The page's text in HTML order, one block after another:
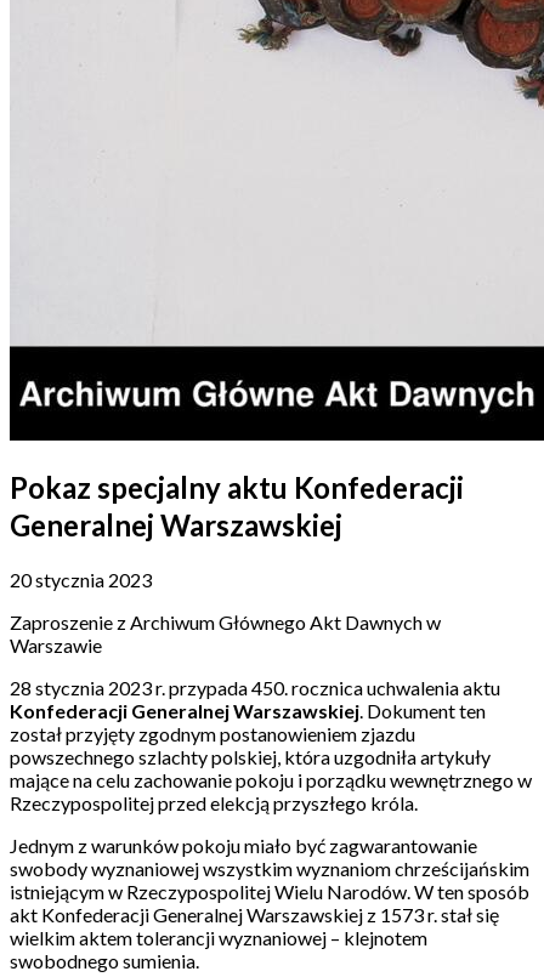
Pokaz specjalny aktu Konfederacji
Generalnej Warszawskiej
20 stycznia 2023
Zaproszenie z Archiwum Głównego Akt Dawnych w
Warszawie
28 stycznia 2023 r. przypada 450. rocznica uchwalenia aktu
Konfederacji Generalnej Warszawskiej. Dokument ten
został przyjęty zgodnym postanowieniem zjazdu
powszechnego szlachty polskiej, która uzgodniła artykuły
mające na celu zachowanie pokoju i porządku wewnętrznego w
Rzeczypospolitej przed elekcją przyszłego króla.
Jednym z warunków pokoju miało być zagwarantowanie
swobody wyznaniowej wszystkim wyznaniom chrześcijańskim
istniejącym w Rzeczypospolitej Wielu Narodów. W ten sposób
akt Konfederacji Generalnej Warszawskiej z 1573 r. stał się
wielkim aktem tolerancji wyznaniowej – klejnotem
swobodnego sumienia.